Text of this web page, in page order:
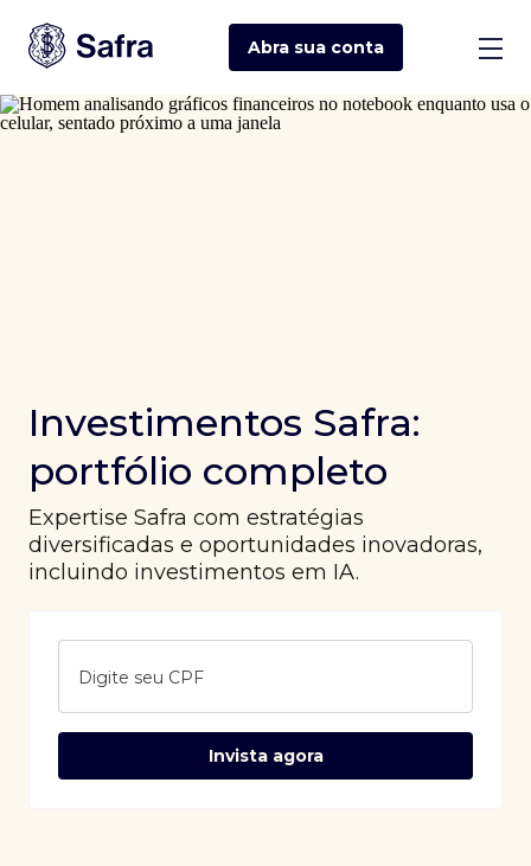
Abra sua conta
Investimentos Safra:
portfólio completo
Expertise Safra com estratégias
diversificadas e oportunidades inovadoras,
incluindo investimentos em IA.
Digite seu CPF
Invista agora